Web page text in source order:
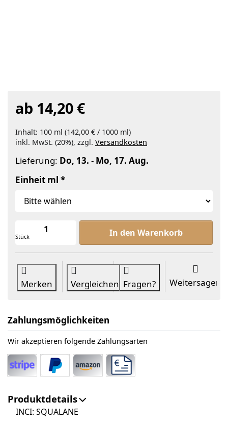
ab 14,20 €
Inhalt: 100 ml (142,00 € / 1000 ml)
inkl. MwSt. (20%), zzgl. Versandkosten
Lieferung: Do, 13. - Mo, 17. Aug.
Einheit ml
Stück
Squalan raff. , Olivenbasis zu ab
In den Warenkorb
Merken Vergleichen Fragen? Weitersagen
Zahlungsmöglichkeiten
Wir akzeptieren folgende Zahlungsarten
Produktdetails
INCI: SQUALANE